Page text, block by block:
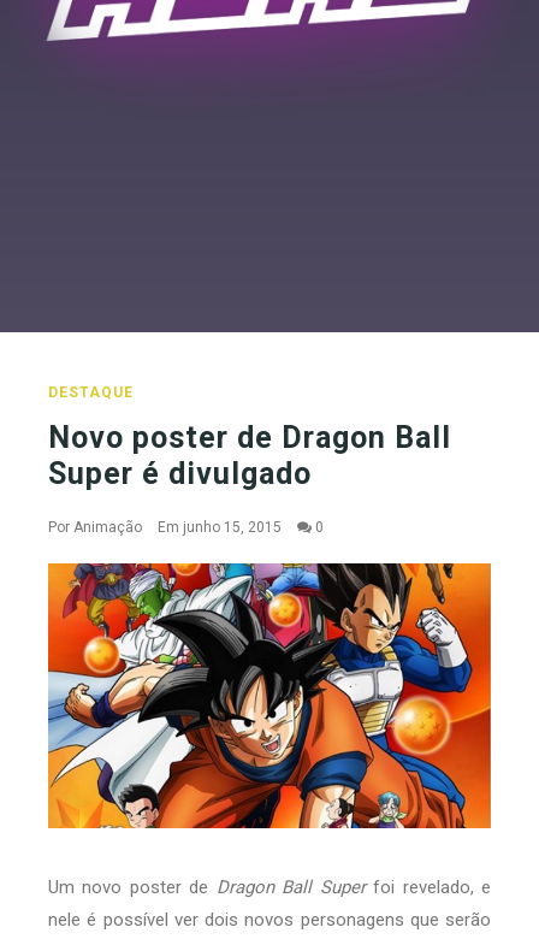
DESTAQUE
Novo poster de Dragon Ball
Super é divulgado
Por Animação Em junho 15, 2015 0
Um novo poster de Dragon Ball Superfoi revelado, e
nele é possível ver dois novos personagens que serão